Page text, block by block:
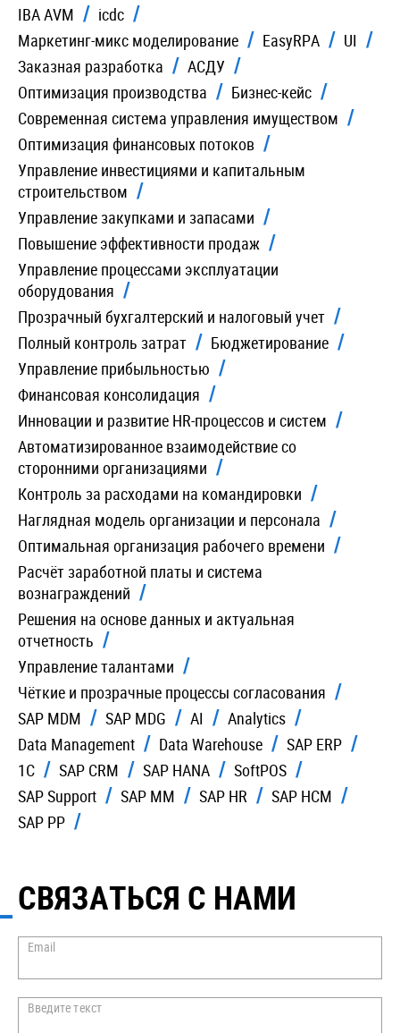
IBA AVM
icdc
Маркетинг-микс моделирование
EasyRPA
UI
Заказная разработка
АСДУ
Оптимизация производства
Бизнес-кейс
Современная система управления имуществом
Оптимизация финансовых потоков
Управление инвестициями и капитальным
строительством
Управление закупками и запасами
Повышение эффективности продаж
Управление процессами эксплуатации
оборудования
Прозрачный бухгалтерский и налоговый учет
Полный контроль затрат
Бюджетирование
Управление прибыльностью
Финансовая консолидация
Инновации и развитие HR-процессов и систем
Автоматизированное взаимодействие со
сторонними организациями
Контроль за расходами на командировки
Наглядная модель организации и персонала
Оптимальная организация рабочего времени
Расчёт заработной платы и система
вознаграждений
Решения на основе данных и актуальная
отчетность
Управление талантами
Чёткие и прозрачные процессы согласования
SAP MDM
SAP MDG AI
Analytics
Data Management
Data Warehouse
SAP ERP
1C
SAP CRM SAP HANA
SoftPOS
SAP Support
SAP MM SAP HR
SAP HCM
SAP PP
СВЯЗАТЬСЯ С НАМИ
Email
Введите текст